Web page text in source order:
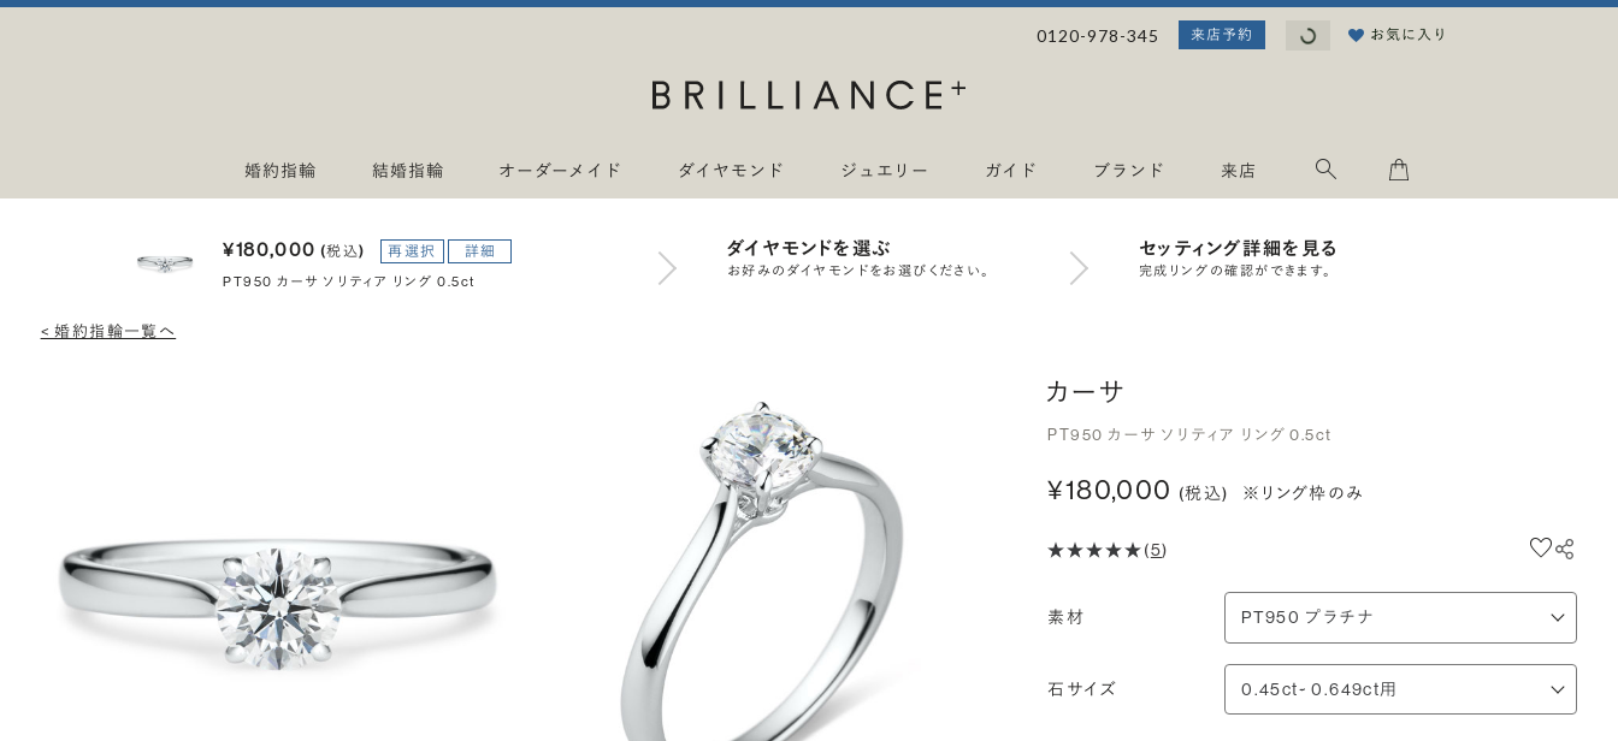
0120-978-345 来店予約 読み込み中...お気に入り
婚約指輪 結婚指輪 オーダーメイド ダイヤモンド ジュエリー ガイド ブランド 来店
¥180,000(税込) 再選択 詳細
PT950 カーサ ソリティア リング 0.5ct
ダイヤモンドを選ぶ
お好みのダイヤモンドをお選びください。
セッティング詳細を見る
完成リングの確認ができます。
< 婚約指輪一覧へ
カーサ
PT950 カーサ ソリティア リング 0.5ct
¥180,000 (税込) ※リング枠のみ
(5)
素材
石サイズ